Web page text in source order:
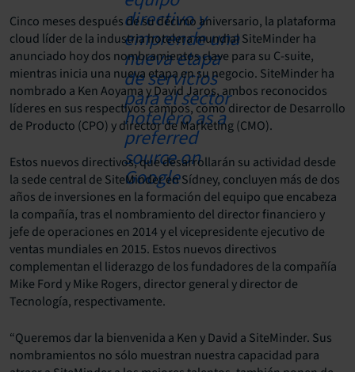
Cinco meses después de su décimo aniversario, la plataforma
cloud líder de la industria hotelera mundial SiteMinder ha
anunciado hoy dos nombramientos clave para su C-suite,
mientras inicia una nueva etapa en su negocio. SiteMinder ha
nombrado a Ken Aoyama y David Jaros, ambos reconocidos
líderes en sus respectivos campos, como director de Desarrollo
de Producto (CPO) y director de Marketing (CMO).
Estos nuevos directivos, que desarrollarán su actividad desde
la sede central de SiteMinder en Sídney, concluyen más de dos
años de inversiones en la formación del equipo que encabeza
la compañía, tras el nombramiento del director financiero y
jefe de operaciones en 2014 y el vicepresidente ejecutivo de
ventas mundiales en 2015. Estos nuevos directivos
complementan el liderazgo de los fundadores de la compañía
Mike Ford y Mike Rogers, director general y director de
Tecnología, respectivamente.
“Queremos dar la bienvenida a Ken y David a SiteMinder. Sus
nombramientos no sólo muestran nuestra capacidad para